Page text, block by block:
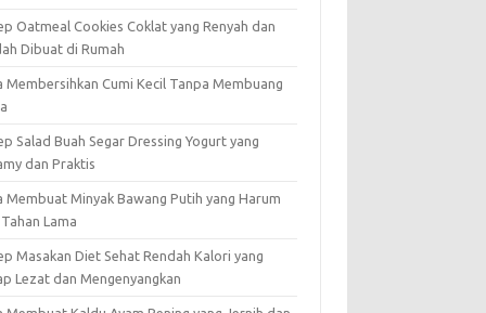
Oatmeal Cookies Coklat yang Renyah dan
Dibuat di Rumah
Membersihkan Cumi Kecil Tanpa Membuang
Salad Buah Segar Dressing Yogurt yang
dan Praktis
Membuat Minyak Bawang Putih yang Harum
Lama
Masakan Diet Sehat Rendah Kalori yang
Lezat dan Mengenyangkan